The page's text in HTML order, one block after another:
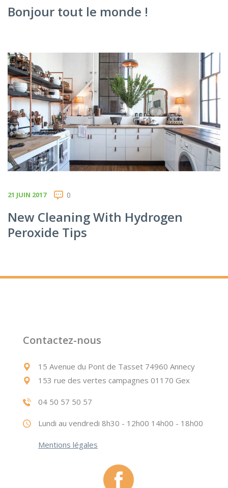
Bonjour tout le monde !
21 JUIN 2017 0
New Cleaning With Hydrogen
Peroxide Tips
Contactez-nous
15 Avenue du Pont de Tasset 74960 Annecy
153 rue des vertes campagnes 01170 Gex
04 50 57 50 57
Lundi au vendredi 8h30 - 12h00 14h00 - 18h00
Mentions légales